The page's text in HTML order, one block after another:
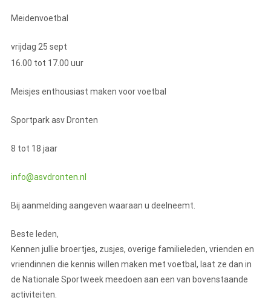
Meidenvoetbal
vrijdag 25 sept
16.00 tot 17.00 uur
Meisjes enthousiast maken voor voetbal
Sportpark asv Dronten
8 tot 18 jaar
info@asvdronten.nl
Bij aanmelding aangeven waaraan u deelneemt.
Beste leden,
Kennen jullie broertjes, zusjes, overige familieleden, vrienden en
vriendinnen die kennis willen maken met voetbal, laat ze dan in
de Nationale Sportweek meedoen aan een van bovenstaande
activiteiten.